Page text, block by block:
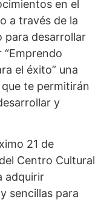
en el
a través de la
para desarrollar
el éxito” una
te permitirán
y
21 de
Centro Cultural
adquirir
sencillas para